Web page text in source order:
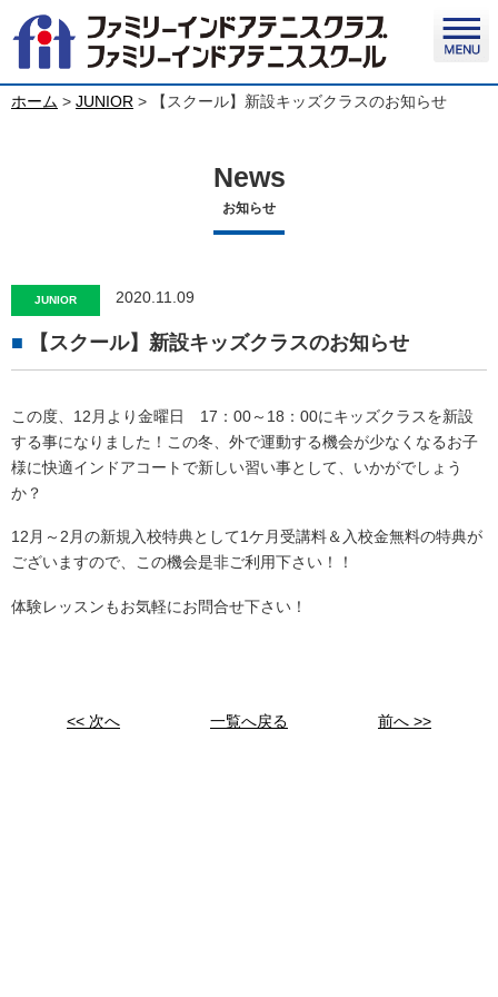
ホーム > JUNIOR > 【スクール】新設キッズクラスのお知らせ
News
お知らせ
JUNIOR 2020.11.09
【スクール】新設キッズクラスのお知らせ
この度、12月より金曜日 17：00～18：00にキッズクラスを新設
する事になりました！この冬、外で運動する機会が少なくなるお子
様に快適インドアコートで新しい習い事として、いかがでしょう
か？
12月～2月の新規入校特典として1ケ月受講料＆入校金無料の特典が
ございますので、この機会是非ご利用下さい！！
体験レッスンもお気軽にお問合せ下さい！
<< 次へ 一覧へ戻る 前へ >>